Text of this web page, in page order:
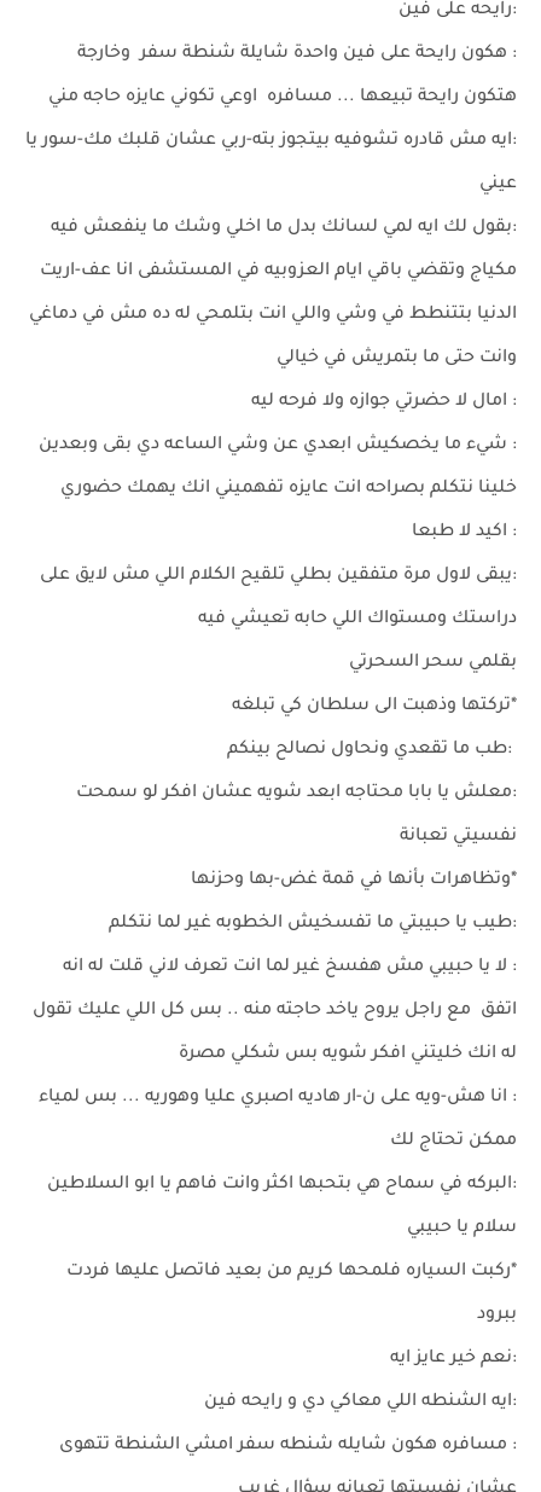
:رايحه على فين
: هكون رايحة على فين واحدة شايلة شنطة سفر وخارجة
هتكون رايحة تبيعها ... مسافره اوعي تكوني عايزه حاجه مني
:ايه مش قادره تشوفيه بيتجوز بته-ربي عشان قلبك مك-سور يا
عيني
:بقول لك ايه لمي لسانك بدل ما اخلي وشك ما ينفعش فيه
مكياج وتقضي باقي ايام العزوبيه في المستشفى انا عف-اريت
الدنيا بتتنطط في وشي واللي انت بتلمحي له ده مش في دماغي
وانت حتى ما بتمريش في خيالي
: امال لا حضرتي جوازه ولا فرحه ليه
: شيء ما يخصكيش ابعدي عن وشي الساعه دي بقى وبعدين
خلينا نتكلم بصراحه انت عايزه تفهميني انك يهمك حضوري
: اكيد لا طبعا
:يبقى لاول مرة متفقين بطلي تلقيح الكلام اللي مش لايق على
دراستك ومستواك اللي حابه تعيشي فيه
بقلمي سحر السحرتي
*تركتها وذهبت الى سلطان كي تبلغه
:طب ما تقعدي ونحاول نصالح بينكم
:معلش يا بابا محتاجه ابعد شويه عشان افكر لو سمحت
نفسيتي تعبانة
*وتظاهرات بأنها في قمة غض-بها وحزنها
:طيب يا حبيبتي ما تفسخيش الخطوبه غير لما نتكلم
: لا يا حبيبي مش هفسخ غير لما انت تعرف لاني قلت له انه
اتفق مع راجل يروح ياخد حاجته منه .. بس كل اللي عليك تقول
له انك خليتني افكر شويه بس شكلي مصرة
: انا هش-ويه على ن-ار هاديه اصبري عليا وهوريه ... بس لمياء
ممكن تحتاج لك
:البركه في سماح هي بتحبها اكثر وانت فاهم يا ابو السلاطين
سلام يا حبيبي
*ركبت السياره فلمحها كريم من بعيد فاتصل عليها فردت
ببرود
:نعم خير عايز ايه
:ايه الشنطه اللي معاكي دي و رايحه فين
: مسافره هكون شايله شنطه سفر امشي الشنطة تتهوى